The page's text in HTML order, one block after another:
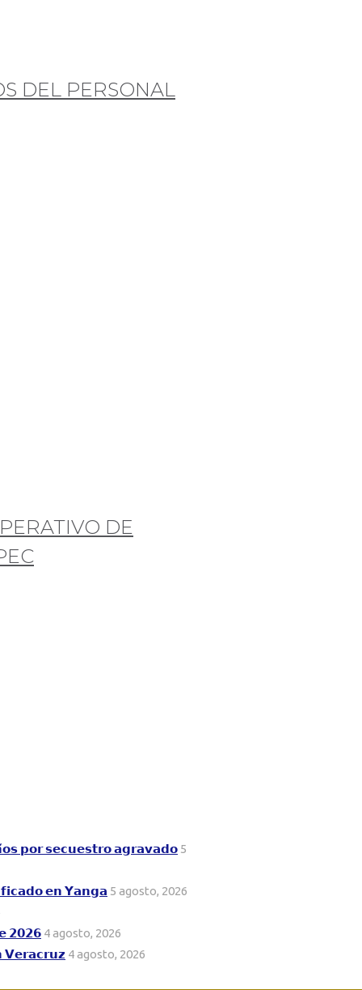
DEL PERSONAL
DE
𝗽𝗼𝗿 𝘀𝗲𝗰𝘂𝗲𝘀𝘁𝗿𝗼 𝗮𝗴𝗿𝗮𝘃𝗮𝗱𝗼 5
𝗲𝗻 𝗬𝗮𝗻𝗴𝗮 5 agosto, 2026
𝟮𝟬𝟮𝟲 4 agosto, 2026
𝗩𝗲𝗿𝗮𝗰𝗿𝘂𝘇 4 agosto, 2026